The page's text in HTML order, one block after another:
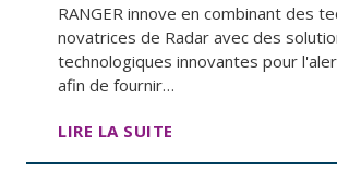
RANGER innove en combinant des
novatrices de Radar avec des
technologiques innovantes pour
afin de fournir…
LIRE LA SUITE